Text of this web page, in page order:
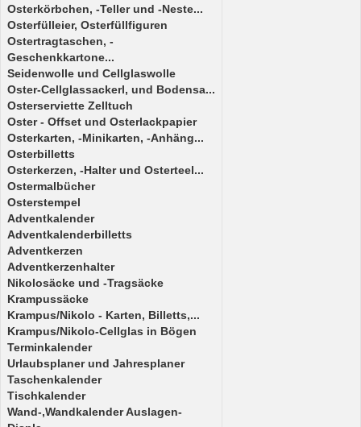
Osterkörbchen, -Teller und -Neste...
Osterfülleier, Osterfüllfiguren
Ostertragtaschen, -
Geschenkkartone...
Seidenwolle und Cellglaswolle
Oster-Cellglassackerl, und Bodensa...
Osterserviette Zelltuch
Oster - Offset und Osterlackpapier
Osterkarten, -Minikarten, -Anhäng...
Osterbilletts
Osterkerzen, -Halter und Osterteel...
Ostermalbücher
Osterstempel
Adventkalender
Adventkalenderbilletts
Adventkerzen
Adventkerzenhalter
Nikolosäcke und -Tragsäcke
Krampussäcke
Krampus/Nikolo - Karten, Billetts,...
Krampus/Nikolo-Cellglas in Bögen
Terminkalender
Urlaubsplaner und Jahresplaner
Taschenkalender
Tischkalender
Wand-,Wandkalender Auslagen-